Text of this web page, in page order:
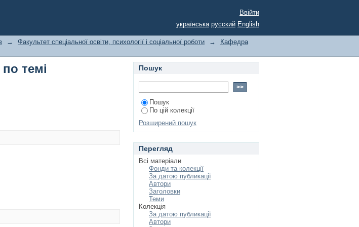
темі
Ввійти
українська русский English
→ Факультет спеціальної освіти, психології і соціальної роботи →
Кафедра
темі Пошук
Пошук
По цій колекції
Розширений пошук
Перегляд
Всі матеріали
Фонди та колекції
За датою публикації
Автори
Заголовки
Теми
Колекція
За датою публикації
Автори